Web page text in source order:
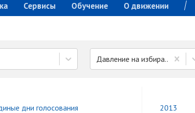
Сервисы Обучение О движении
Давление на избирателей
дни голосования 2013